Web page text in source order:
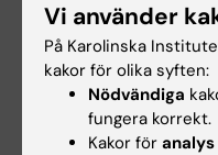
Innehållsgranskare:
Laurence Picton
Charlotte Brandt
Sidan uppdaterad:2026-07-01
Vi använder
På Karolinska
kakor för olika syften:
Nödvändiga
fungera korrekt.
Kakor för analys